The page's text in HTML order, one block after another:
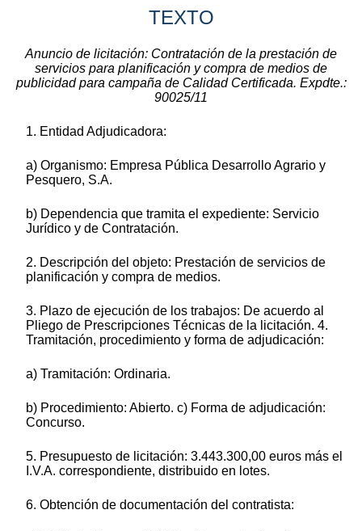
TEXTO
Anuncio de licitación: Contratación de la prestación de
servicios para planificación y compra de medios de
publicidad para campaña de Calidad Certificada. Expdte.:
90025/11
1. Entidad Adjudicadora:
a) Organismo: Empresa Pública Desarrollo Agrario y
Pesquero, S.A.
b) Dependencia que tramita el expediente: Servicio
Jurídico y de Contratación.
2. Descripción del objeto: Prestación de servicios de
planificación y compra de medios.
3. Plazo de ejecución de los trabajos: De acuerdo al
Pliego de Prescripciones Técnicas de la licitación. 4.
Tramitación, procedimiento y forma de adjudicación:
a) Tramitación: Ordinaria.
b) Procedimiento: Abierto. c) Forma de adjudicación:
Concurso.
5. Presupuesto de licitación: 3.443.300,00 euros más el
I.V.A. correspondiente, distribuido en lotes.
6. Obtención de documentación del contratista: